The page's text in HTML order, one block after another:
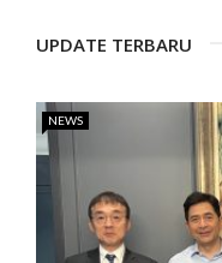
UPDATE TERBARU
NEWS